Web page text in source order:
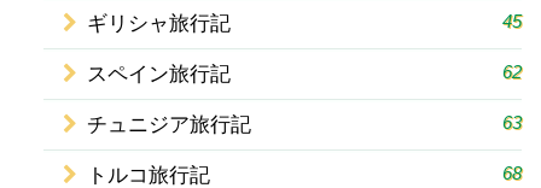
ギリシャ旅行記 45
スペイン旅行記 62
チュニジア旅行記 63
トルコ旅行記 68